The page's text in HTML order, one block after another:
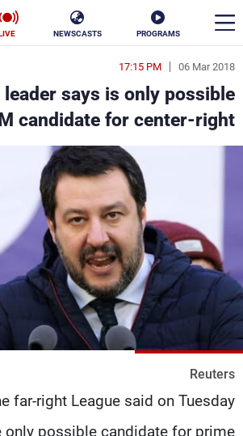
PROGRAMS
NEWSCASTS
06 Mar 2018
17:15 PM
leader says is only possible
candidate for center-right
Reuters
far-right League said on Tuesday
only possible candidate for prime
en
الأخبار
سياسة ناس
فن
منوعات رياضة
كأس العالم
البرامج
جدول البرامج
شاهد البرامج
الترددات